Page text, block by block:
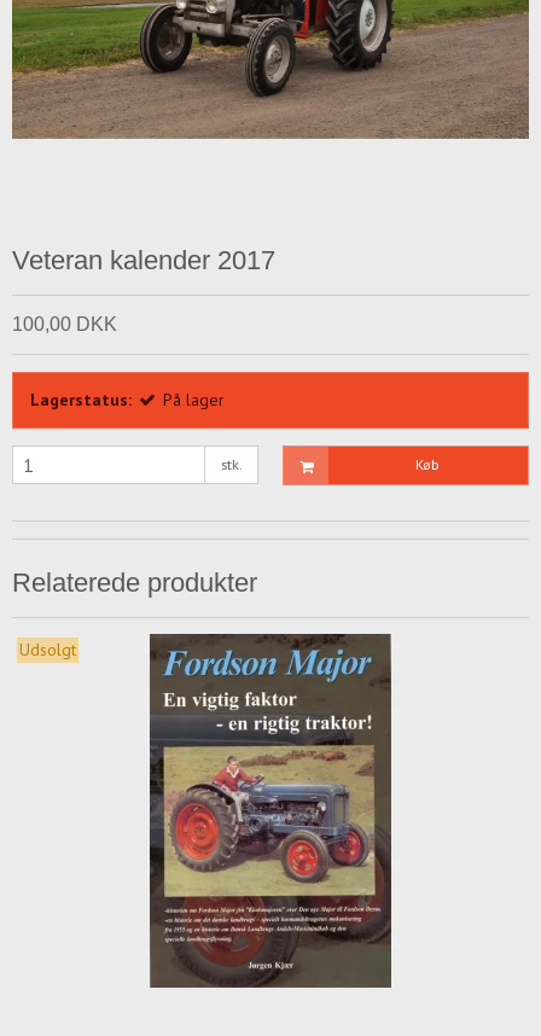
Veteran kalender 2017
100,00 DKK
Lagerstatus: På lager
stk. Køb
Relaterede produkter
Udsolgt